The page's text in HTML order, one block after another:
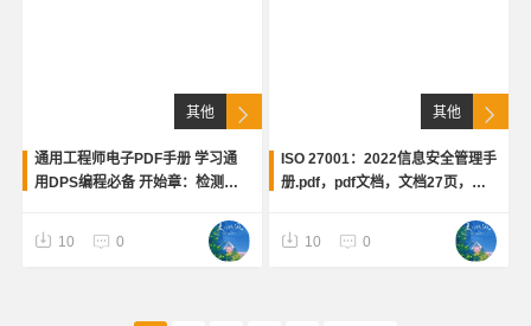
其他
通用工程师电子PDF手册 学习通
用DPS编程必备 开始章：检测仪
明 第三章：通用车型识别信息 第
四章：检测软件说明
10 0
其他
ISO 27001：2022信息安全管理手
册.pdf，pdf文档，文档27页，包
全目标及其规划，信息安全风险评
估等等
10 0